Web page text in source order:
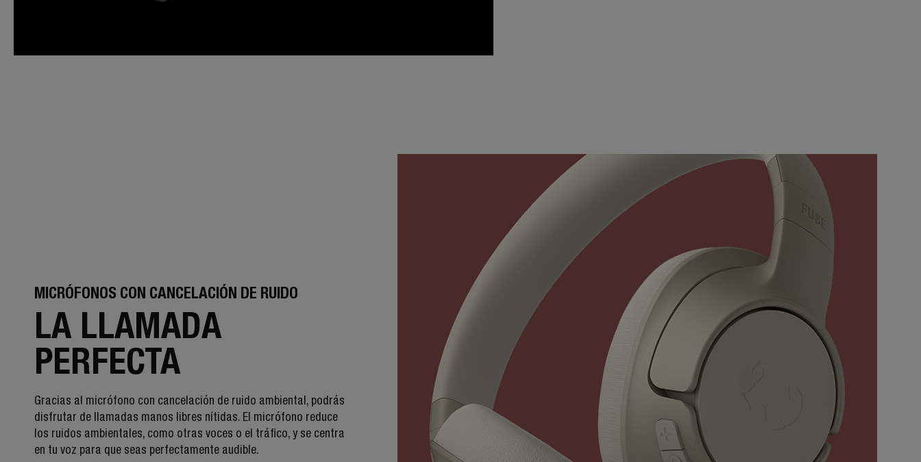
MICRÓFONOS CON CANCELACIÓN DE RUIDO
LA LLAMADA
PERFECTA
Gracias al micrófono con cancelación de ruido ambiental, podrás
disfrutar de llamadas manos libres nítidas. El micrófono reduce
los ruidos ambientales, como otras voces o el tráfico, y se centra
en tu voz para que seas perfectamente audible.